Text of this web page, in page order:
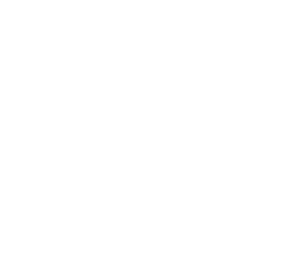
若林区・多賀
ーズ整骨院グ